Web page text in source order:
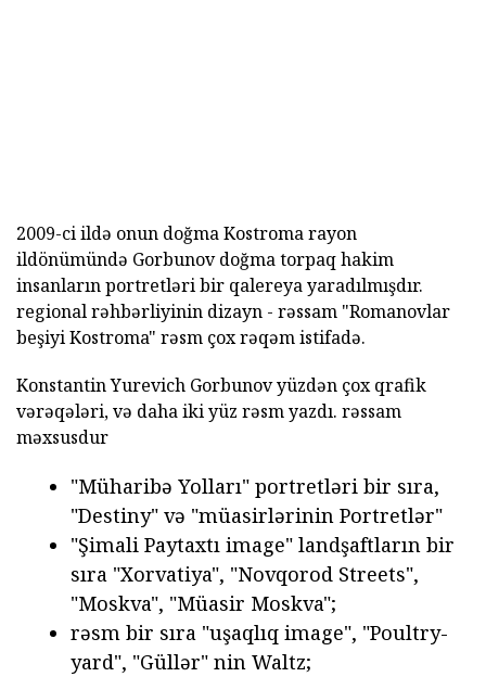
2009-ci ildə onun doğma Kostroma rayon
ildönümündə Gorbunov doğma torpaq hakim
insanların portretləri bir qalereya yaradılmışdır.
regional rəhbərliyinin dizayn - rəssam "Romanovlar
beşiyi Kostroma" rəsm çox rəqəm istifadə.
Konstantin Yurevich Gorbunov yüzdən çox qrafik
vərəqələri, və daha iki yüz rəsm yazdı. rəssam
məxsusdur
"Müharibə Yolları" portretləri bir sıra,
"Destiny" və "müasirlərinin Portretlər"
"Şimali Paytaxtı image" landşaftların bir
sıra "Xorvatiya", "Novqorod Streets",
"Moskva", "Müasir Moskva";
rəsm bir sıra "uşaqlıq image", "Poultry-
yard", "Güllər" nin Waltz;